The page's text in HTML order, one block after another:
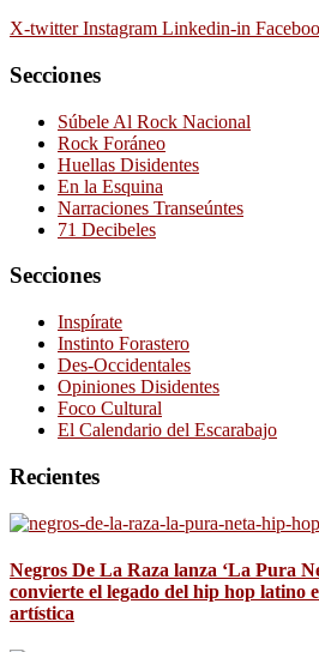
X-twitter Instagram Linkedin-in
Secciones
Súbele Al Rock Nacional
Rock Foráneo
Huellas Disidentes
En la Esquina
Narraciones Transeúntes
71 Decibeles
Secciones
Inspírate
Instinto Forastero
Des-Occidentales
Opiniones Disidentes
Foco Cultural
El Calendario del Escarabajo
Recientes
Negros De La Raza lanza ‘La Pura
convierte el legado del hip hop latino
artística